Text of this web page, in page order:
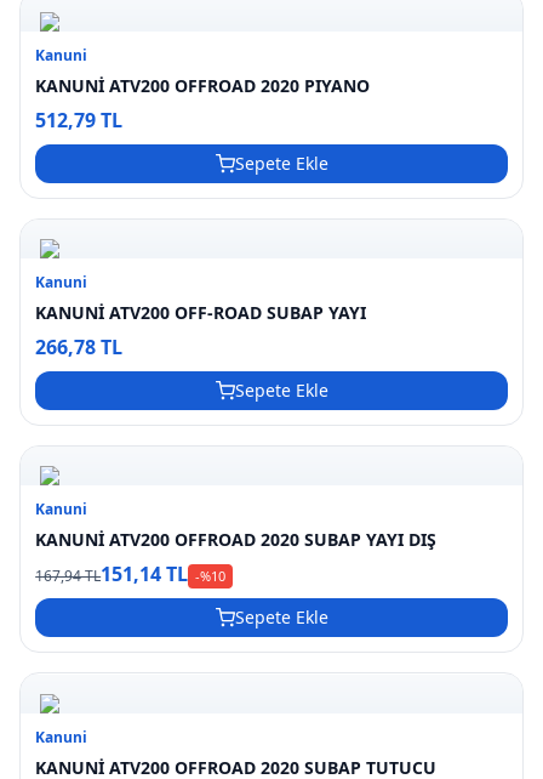
Kanuni
KANUNİ ATV200 OFFROAD 2020 PIYANO
512,79 TL
Sepete Ekle
Kanuni
KANUNİ ATV200 OFF-ROAD SUBAP YAYI
266,78 TL
Sepete Ekle
Kanuni
KANUNİ ATV200 OFFROAD 2020 SUBAP YAYI DIŞ
167,94 TL151,14 TL -%10
Sepete Ekle
Kanuni
KANUNİ ATV200 OFFROAD 2020 SUBAP TUTUCU